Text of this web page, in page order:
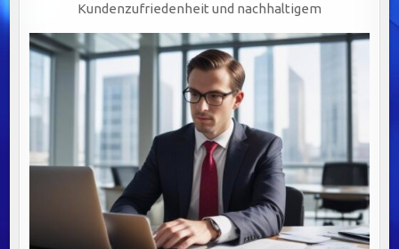
Kundenzufriedenheit und nachhaltigem